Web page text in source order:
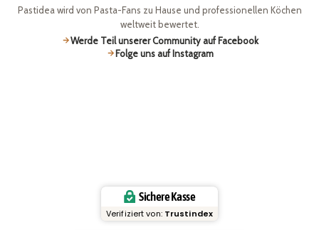
Pastidea wird von Pasta-Fans zu Hause und professionellen Köchen
weltweit bewertet.
Werde Teil unserer Community auf Facebook
Folge uns auf Instagram
Sichere Kasse
Verifiziert von: Trustindex